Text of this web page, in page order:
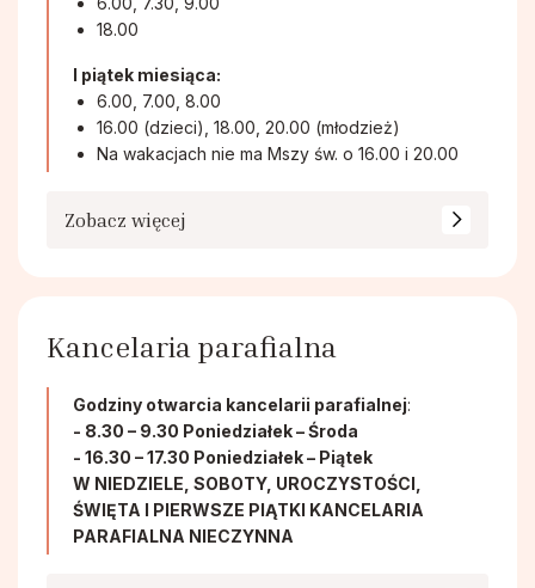
18.00
I piątek miesiąca:
6.00, 7.00, 8.00
16.00 (dzieci), 18.00, 20.00 (młodzież)
Na wakacjach nie ma Mszy św. o 16.00 i 20.00
Zobacz więcej
Kancelaria parafialna
Godziny otwarcia kancelarii parafialnej:
- 8.30 – 9.30 Poniedziałek – Środa
- 16.30 – 17.30 Poniedziałek – Piątek
W NIEDZIELE, SOBOTY, UROCZYSTOŚCI,
ŚWIĘTA I PIERWSZE PIĄTKI KANCELARIA
PARAFIALNA NIECZYNNA